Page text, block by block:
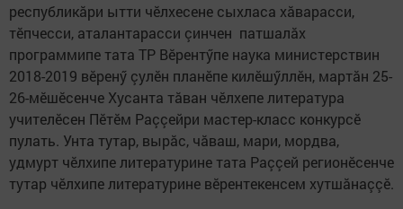
республикăри ытти чӗлхесене сыхласа хăварасси,
тӗпчесси, аталантарасси çинчен патшалăх
программипе тата ТР Вӗрентӳпе наука министерствин
2018-2019 вӗренӳ çулӗн планӗпе килӗшӳллӗн, мартăн 25-
26-мӗшӗсенче Хусанта тăван чӗлхепе литература
учителӗсен Пӗтӗм Раççейри мастер-класс конкурсӗ
пулать. Унта тутар, вырăс, чăваш, мари, мордва,
удмурт чӗлхипе литературине тата Раççей регионӗсенче
тутар чӗлхипе литературине вӗрентекенсем хутшăнаççӗ.